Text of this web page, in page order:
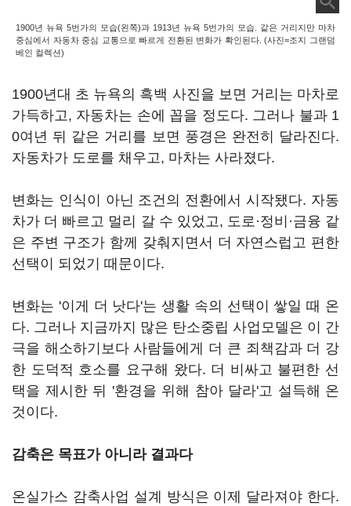
1900년 뉴욕 5번가의 모습(왼쪽)과 1913년 뉴욕 5번가의 모습. 같은 거리지만 마차
중심에서 자동차 중심 교통으로 빠르게 전환된 변화가 확인된다. (사진=조지 그랜덤
베인 컬렉션)
1900년대 초 뉴욕의 흑백 사진을 보면 거리는 마차로
가득하고, 자동차는 손에 꼽을 정도다. 그러나 불과 1
0여년 뒤 같은 거리를 보면 풍경은 완전히 달라진다.
자동차가 도로를 채우고, 마차는 사라졌다.
변화는 인식이 아닌 조건의 전환에서 시작됐다. 자동
차가 더 빠르고 멀리 갈 수 있었고, 도로·정비·금융 같
은 주변 구조가 함께 갖춰지면서 더 자연스럽고 편한
선택이 되었기 때문이다.
변화는 '이게 더 낫다'는 생활 속의 선택이 쌓일 때 온
다. 그러나 지금까지 많은 탄소중립 사업모델은 이 간
극을 해소하기보다 사람들에게 더 큰 죄책감과 더 강
한 도덕적 호소를 요구해 왔다. 더 비싸고 불편한 선
택을 제시한 뒤 '환경을 위해 참아 달라'고 설득해 온
것이다.
감축은 목표가 아니라 결과다
온실가스 감축사업 설계 방식은 이제 달라져야 한다.